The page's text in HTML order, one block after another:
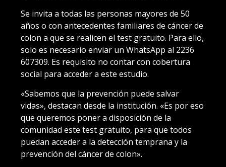
Se invita a todas las personas mayores de 50
años o con antecedentes familiares de cáncer de
colon a que se realicen el test gratuito. Para ello,
solo es necesario enviar un WhatsApp al 2236
607309. Es requisito no contar con cobertura
social para acceder a este estudio.
«Sabemos que la prevención puede salvar
vidas», destacan desde la institución. «Es por eso
que queremos poner a disposición de la
comunidad este test gratuito, para que todos
puedan acceder a la detección temprana y la
prevención del cáncer de colon».